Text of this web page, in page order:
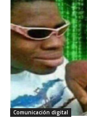
Comunicación digital